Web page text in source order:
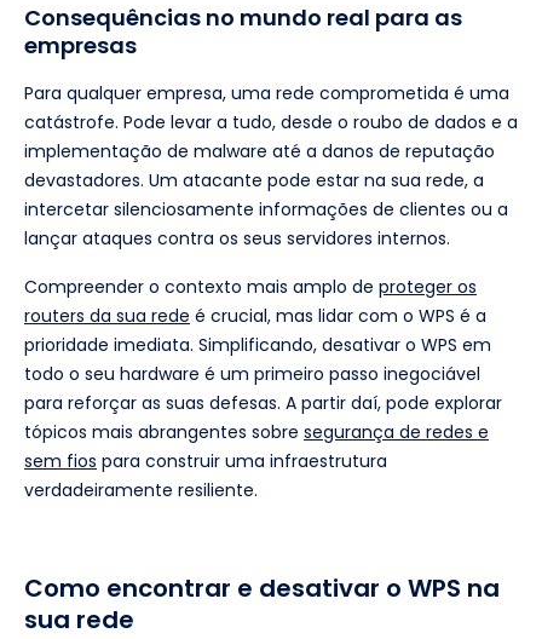
Consequências no mundo real para as
empresas
Para qualquer empresa, uma rede comprometida é uma
catástrofe. Pode levar a tudo, desde o roubo de dados e a
implementação de malware até a danos de reputação
devastadores. Um atacante pode estar na sua rede, a
intercetar silenciosamente informações de clientes ou a
lançar ataques contra os seus servidores internos.
Compreender o contexto mais amplo de proteger os
routers da sua rede é crucial, mas lidar com o WPS é a
prioridade imediata. Simplificando, desativar o WPS em
todo o seu hardware é um primeiro passo inegociável
para reforçar as suas defesas. A partir daí, pode explorar
tópicos mais abrangentes sobre segurança de redes e
sem fios para construir uma infraestrutura
verdadeiramente resiliente.
Como encontrar e desativar o WPS na
sua rede